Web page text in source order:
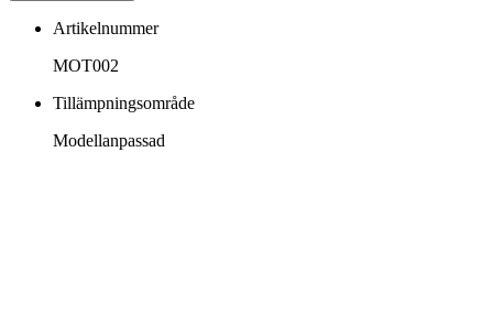
Artikelnummer
MOT002
Tillämpningsområde
Modellanpassad